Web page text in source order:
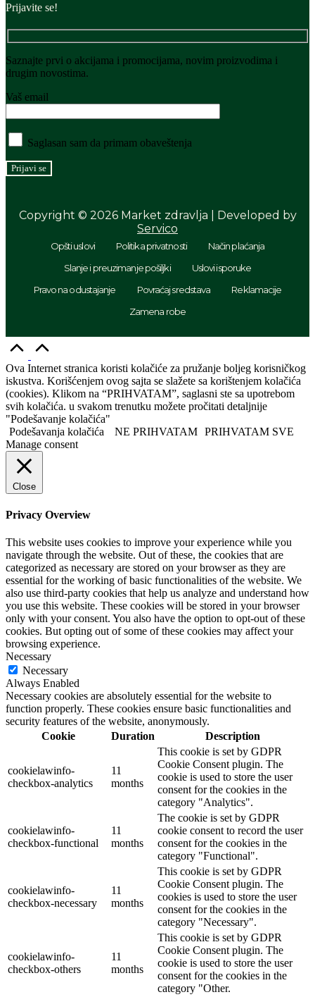
Prijavite se!
Saznajte prvi o akcijama i promocijama, novim proizvodima i
drugim novostima.
Vaš email
Saglasan sam da primam obaveštenja
Copyright © 2026 Market zdravlja | Developed by
Servico
Opšti uslovi Politika privatnosti
Način plaćanja
Slanje i preuzimanje pošiljki
Uslovi isporuke
Pravo na odustajanje
Povraćaj sredstava
Reklamacije
Zamena robe
vrh
Ova Internet stranica koristi kolačiće za pružanje boljeg korisničkog
iskustva. Korišćenjem ovog sajta se slažete sa korištenjem kolačića
(cookies). Klikom na “PRIHVATAM”, saglasni ste sa upotrebom
svih kolačića. u svakom trenutku možete pročitati detaljnije
"Podešavanje kolačića"
Podešavanja kolačića
NE PRIHVATAM PRIHVATAM SVE
Manage consent
Close
Privacy Overview
This website uses cookies to improve your experience while you
navigate through the website. Out of these, the cookies that are
categorized as necessary are stored on your browser as they are
essential for the working of basic functionalities of the website. We
also use third-party cookies that help us analyze and understand how
you use this website. These cookies will be stored in your browser
only with your consent. You also have the option to opt-out of these
cookies. But opting out of some of these cookies may affect your
browsing experience.
Necessary
Necessary
Always Enabled
Necessary cookies are absolutely essential for the website to
function properly. These cookies ensure basic functionalities and
security features of the website, anonymously.
Cookie
Duration Description
cookielawinfo-
checkbox-analytics
11
months
This cookie is set by GDPR
Cookie Consent plugin. The
cookie is used to store the user
consent for the cookies in the
category "Analytics".
cookielawinfo-
checkbox-functional
11
months
The cookie is set by GDPR
cookie consent to record the user
consent for the cookies in the
category "Functional".
cookielawinfo-
checkbox-necessary
11
months
This cookie is set by GDPR
Cookie Consent plugin. The
cookies is used to store the user
consent for the cookies in the
category "Necessary".
cookielawinfo-
checkbox-others
11
months
This cookie is set by GDPR
Cookie Consent plugin. The
cookie is used to store the user
consent for the cookies in the
category "Other.